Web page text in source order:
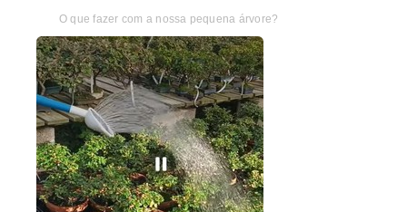
O que fazer com a nossa pequena árvore?